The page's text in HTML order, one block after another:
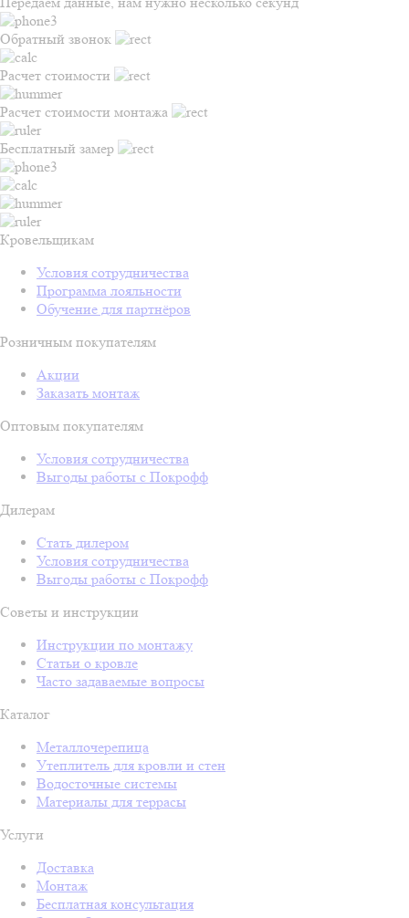
Обратный звонок
Расчет стоимости
Расчет стоимости монтажа
Бесплатный замер
Кровельщикам
Условия сотрудничества
Программа лояльности
Обучение для партнёров
Розничным покупателям
Акции
Заказать монтаж
Оптовым покупателям
Условия сотрудничества
Выгоды работы с Покрофф
Дилерам
Стать дилером
Условия сотрудничества
Выгоды работы с Покрофф
Советы и инструкции
Инструкции по монтажу
Статьи о кровле
Часто задаваемые вопросы
Каталог
Металлочерепица
Утеплитель для кровли и стен
Водосточные системы
Материалы для террасы
Услуги
Доставка
Монтаж
Бесплатная консультация